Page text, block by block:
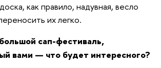
как правило, надувная, весло
их легко.
сап-фестиваль,
вами — что будет интересного?